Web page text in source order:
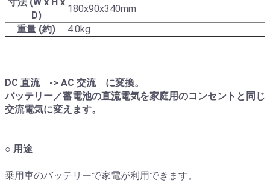
D)
180x90x340mm
重量 (約)
4.0kg
DC 直流 -> AC 交流 に変換。
バッテリー／蓄電池の直流電気を家庭用のコンセントと同じ
交流電気に変えます。
○ 用途
乗用車のバッテリーで家電が利用できます。